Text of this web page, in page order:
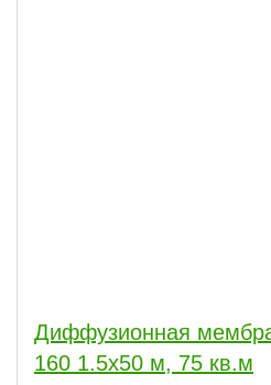
Диффузионная
160 1.5x50 м, 75 кв.м